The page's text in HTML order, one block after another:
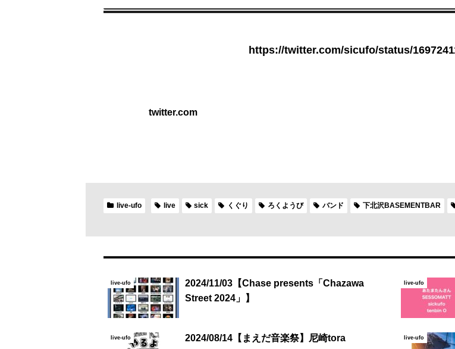
https://twitter.com/sicufo/status/
twitter.com
live-ufo live sick くぐり ろくようび バンド 下北沢BASEMENTBAR
live-ufo
2024/11/03【Chase presents「Chazawa
Street 2024」】
live-ufo
live-ufo 2024/08/14【まえだ音楽祭】尼崎tora live-ufo